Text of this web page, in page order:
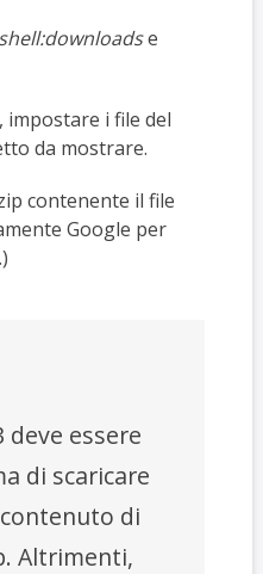
shell:downloadse
i file del
da mostrare.
contenente il file
Google per
deve essere
di scaricare
di
Altrimenti,